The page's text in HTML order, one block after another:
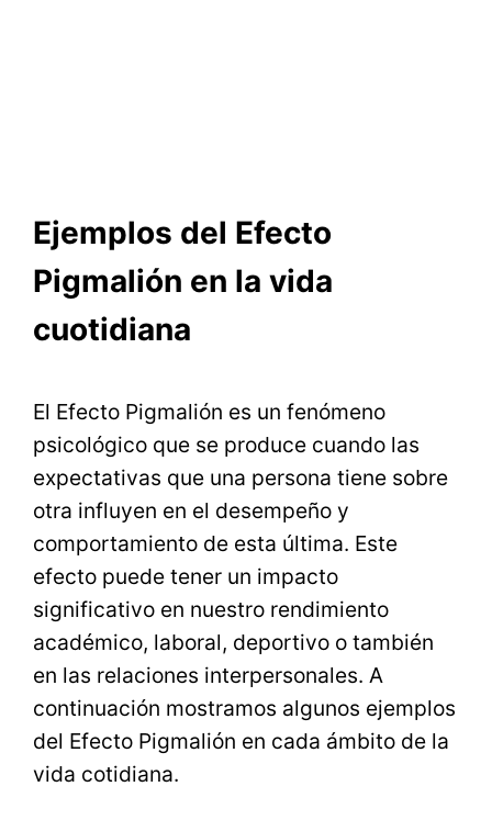
Ejemplos del Efecto
Pigmalión en la vida
cuotidiana
El Efecto Pigmalión es un fenómeno
psicológico que se produce cuando las
expectativas que una persona tiene sobre
otra influyen en el desempeño y
comportamiento de esta última. Este
efecto puede tener un impacto
significativo en nuestro rendimiento
académico, laboral, deportivo o también
en las relaciones interpersonales. A
continuación mostramos algunos ejemplos
del Efecto Pigmalión en cada ámbito de la
vida cotidiana.